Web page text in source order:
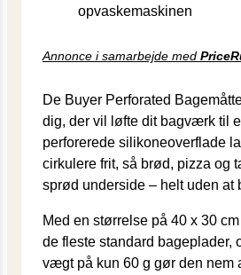
opvaskemaskinen
Annonce i samarbejde med
De Buyer Perforated
dig, der vil løfte dit bagværk til
perforerede silikoneoverflade
cirkulere frit, så brød, pizza og
sprød underside – helt uden at
Med en størrelse på 40 x 30
de fleste standard bageplader,
vægt på kun 60 g gør den nem